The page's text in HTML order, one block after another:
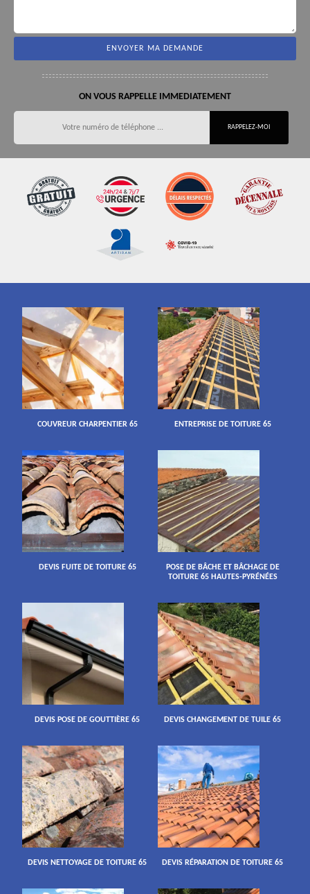
ON VOUS RAPPELLE IMMEDIATEMENT
COUVREUR CHARPENTIER 65 ENTREPRISE DE TOITURE 65
DEVIS FUITE DE TOITURE 65
POSE DE BÂCHE ET BÂCHAGE DE
TOITURE 65 HAUTES-PYRÉNÉES
DEVIS POSE DE GOUTTIÈRE 65 DEVIS CHANGEMENT DE TUILE 65
DEVIS NETTOYAGE DE TOITURE 65 DEVIS RÉPARATION DE TOITURE 65